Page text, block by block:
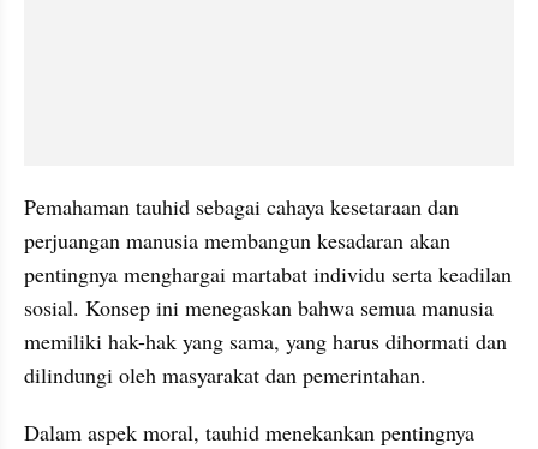
Pemahaman tauhid sebagai cahaya kesetaraan dan
perjuangan manusia membangun kesadaran akan
pentingnya menghargai martabat individu serta keadilan
sosial. Konsep ini menegaskan bahwa semua manusia
memiliki hak-hak yang sama, yang harus dihormati dan
dilindungi oleh masyarakat dan pemerintahan.
Dalam aspek moral, tauhid menekankan pentingnya